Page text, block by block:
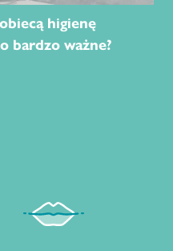
higienę
bardzo ważne?